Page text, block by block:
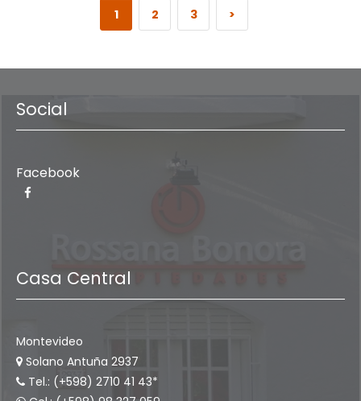
1 2 3 >
Social
Facebook
Casa Central
Montevideo
Solano Antuña 2937
Tel.: (+598) 2710 41 43*